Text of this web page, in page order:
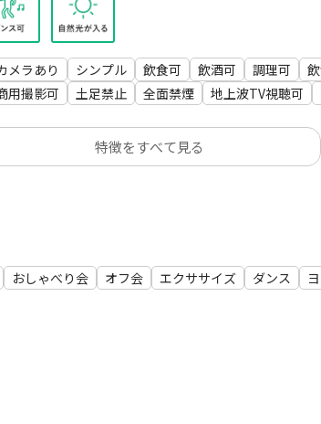
メラあり シンプル 飲食可 飲酒可 調理可
用撮影可 土足禁止 全面禁煙 地上波TV視聴可
特徴をすべて見る
おしゃべり会 オフ会 エクササイズ ダンス